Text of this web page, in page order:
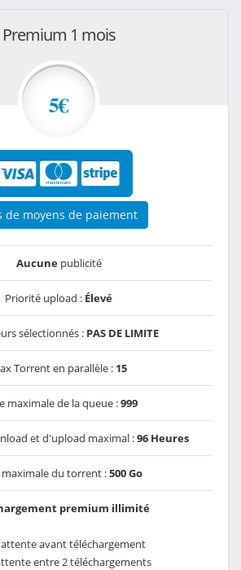
Premium 1 mois
5€
de moyens de paiement
Aucunepublicité
Priorité upload : Élevé
sélectionnés : PAS DE LIMITE
Torrent en parallèle : 15
maximale de la queue :999
et d'upload maximal :96 Heures
maximale du torrent :500 Go
premium illimité
avant téléchargement
entre 2 téléchargements